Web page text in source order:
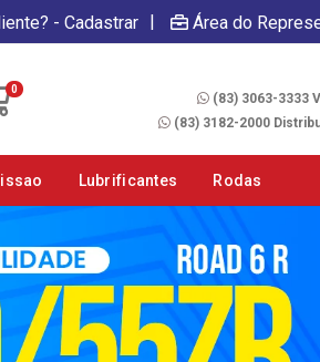
- Cadastrar | Área do
0
(83) 3063-3333
(83) 3182-2000
Lubrificantes Rodas